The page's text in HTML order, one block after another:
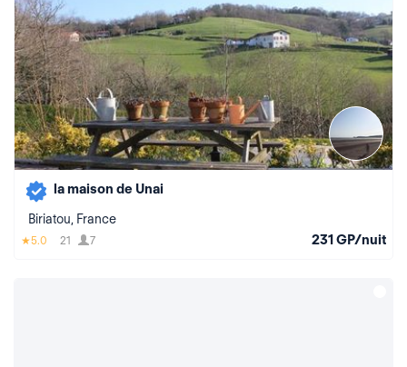
la maison de Unai
Biriatou, France
5.0 21 7 231 GP/nuit